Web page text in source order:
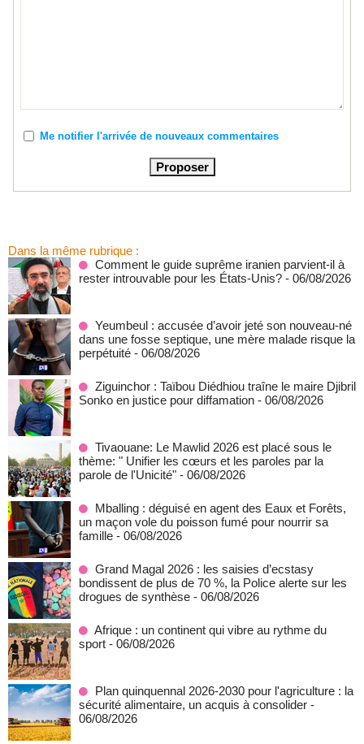
Me notifier l'arrivée de nouveaux commentaires
Dans la même rubrique :
Comment le guide suprême iranien parvient-il à
rester introuvable pour les États-Unis? - 06/08/2026
Yeumbeul : accusée d’avoir jeté son nouveau-né
dans une fosse septique, une mère malade risque la
perpétuité - 06/08/2026
Ziguinchor : Taïbou Diédhiou traîne le maire Djibril
Sonko en justice pour diffamation - 06/08/2026
Tivaouane: Le Mawlid 2026 est placé sous le
thème: " Unifier les cœurs et les paroles par la
parole de l'Unicité" - 06/08/2026
Mballing : déguisé en agent des Eaux et Forêts,
un maçon vole du poisson fumé pour nourrir sa
famille - 06/08/2026
Grand Magal 2026 : les saisies d’ecstasy
bondissent de plus de 70 %, la Police alerte sur les
drogues de synthèse - 06/08/2026
Afrique : un continent qui vibre au rythme du
sport - 06/08/2026
Plan quinquennal 2026-2030 pour l'agriculture : la
sécurité alimentaire, un acquis à consolider -
06/08/2026